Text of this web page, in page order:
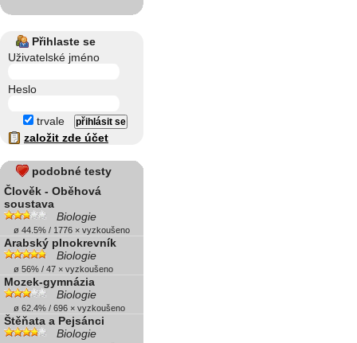
Přihlaste se
Uživatelské jméno
Heslo
trvale
založit zde účet
podobné testy
Člověk - Oběhová
soustava
Biologie
ø 44.5% / 1776 × vyzkoušeno
Arabský plnokrevník
Biologie
ø 56% / 47 × vyzkoušeno
Mozek-gymnázia
Biologie
ø 62.4% / 696 × vyzkoušeno
Štěňata a Pejsánci
Biologie